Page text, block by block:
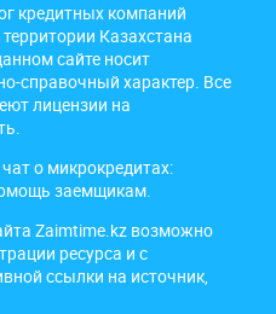
кредитных компаний
Казахстана
сайте носит
справочный характер. Все
лицензии на
о микрокредитах:
заемщикам.
Zaimtime.kz возможно
ресурса и с
ссылки на источник,